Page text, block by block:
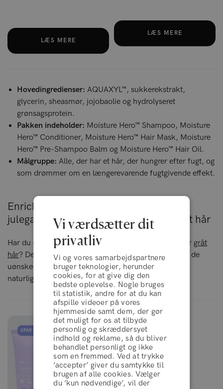
LÆS MERE
LÆS MERE
Hovedingredienser: AQUAXYL™, sukkerekstrakt,
glycerin, sheasmør, jojobaolie og hydrolyseret
grønsagsprotein.
Pakken indeholder: Moisture Hero™ Shampoo, Moisture
Hero™ Conditioner, Moisture Hero™ Hair Mask, Moisture
Hero™ Pre-Shampoo Balm og Moisture Hero™ Hair Oil.
Målgruppe: Alle, der har et hår, der hungrer efter fugt, og
som drømmer om en længerevarende fugtgivende effekt.
Enriched Blonde™ Bundle: Den bedste
julegave til hende, der har lyst eller gråt hår
Har du eller en af dine nærmeste et lyst, affarvet eller gråt
hår? Dette lækre gavesæt er i stand til at neutralisere de
uønskede gullige nuancer i håret og forstærke hårets
naturlige farve og glans.
SPAR 20%
handelsbetingelser
Vi værdsætter dit
privatliv
Vi og vores samarbejdspartnere
bruger teknologier, herunder
cookies, for at give dig den
bedste oplevelse. Nogle bruges
til statistik, andre for at du kan
afspille videoer på vores
hjemmeside samt dem, der gør
det muligt for os at tilbyde
personlig og skræddersyet
indhold og reklame, så du bliver
behandlet personligt og ikke
som en fremmed. Ved at trykke
’accepter’ giver du samtykke til
brugen af alle cookies. Vælger
du ’kun nødvendige’, vil der